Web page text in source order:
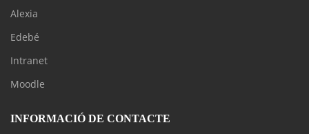
Alexia
Edebé
Intranet
Moodle
INFORMACIÓ DE CONTACTE